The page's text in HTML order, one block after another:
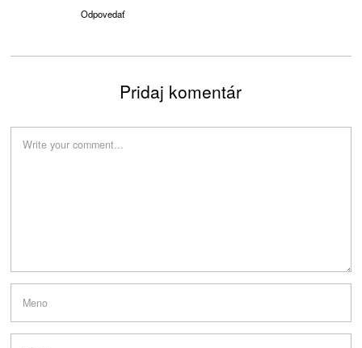
Odpovedať
Pridaj komentár